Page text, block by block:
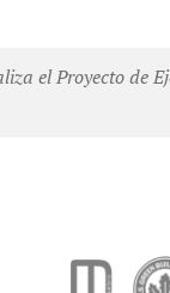
el Proyecto de